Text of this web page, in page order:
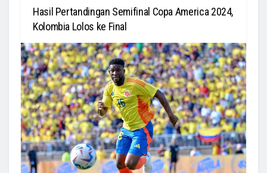
Hasil Pertandingan Semifinal Copa America 2024,
Kolombia Lolos ke Final